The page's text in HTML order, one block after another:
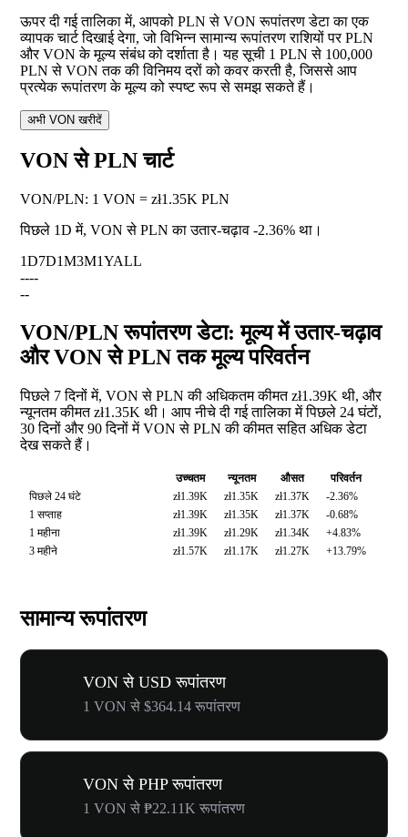
ऊपर दी गई तालिका में, आपको PLN से VON रूपांतरण डेटा का एक
व्यापक चार्ट दिखाई देगा, जो विभिन्न सामान्य रूपांतरण राशियों पर PLN
और VON के मूल्य संबंध को दर्शाता है। यह सूची 1 PLN से 100,000
PLN से VON तक की विनिमय दरों को कवर करती है, जिससे आप
प्रत्येक रूपांतरण के मूल्य को स्पष्ट रूप से समझ सकते हैं।
अभी VON खरीदें
VON से PLN चार्ट
VON/PLN: 1 VON = zł1.35K PLN
पिछले 1D में, VON से PLN का उतार-चढ़ाव -2.36% था।
1D7D1M3M1YALL
----
--
VON/PLN रूपांतरण डेटा: मूल्य में उतार-चढ़ाव
और VON से PLN तक मूल्य परिवर्तन
पिछले 7 दिनों में, VON से PLN की अधिकतम कीमत zł1.39K थी, और
न्यूनतम कीमत zł1.35K थी। आप नीचे दी गई तालिका में पिछले 24 घंटों,
30 दिनों और 90 दिनों में VON से PLN की कीमत सहित अधिक डेटा
देख सकते हैं।
उच्चतम न्यूनतम औसत
परिवर्तन
पिछले 24 घंटे
zł1.39K zł1.35K zł1.37K
-2.36%
1 सप्ताह
zł1.39K zł1.35K zł1.37K
-0.68%
1 महीना
zł1.39K zł1.29K zł1.34K
+4.83%
3 महीने
zł1.57K zł1.17K zł1.27K +13.79%
सामान्य रूपांतरण
VON से USD रूपांतरण
1 VON से $364.14 रूपांतरण
VON से PHP रूपांतरण
1 VON से ₱22.11K रूपांतरण